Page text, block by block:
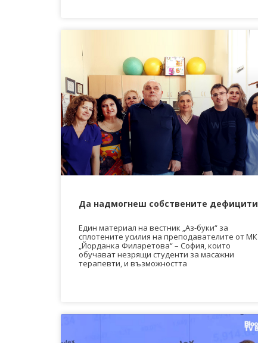
Да надмогнеш собствените дефицити
Един материал на вестник „Аз-буки“ за
сплотените усилия на преподавателите от МК
„Йорданка Филаретова“ – София, които
обучават незрящи студенти за масажни
терапевти, и възможността